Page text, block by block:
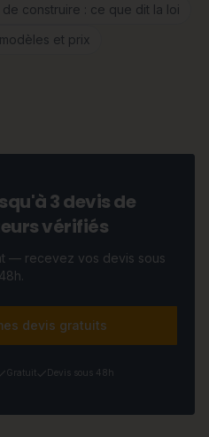
construire : ce que dit la loi
et prix
3 devis de
vérifiés
— recevez vos devis sous
48h.
devis gratuits
Gratuit Devis sous 48h